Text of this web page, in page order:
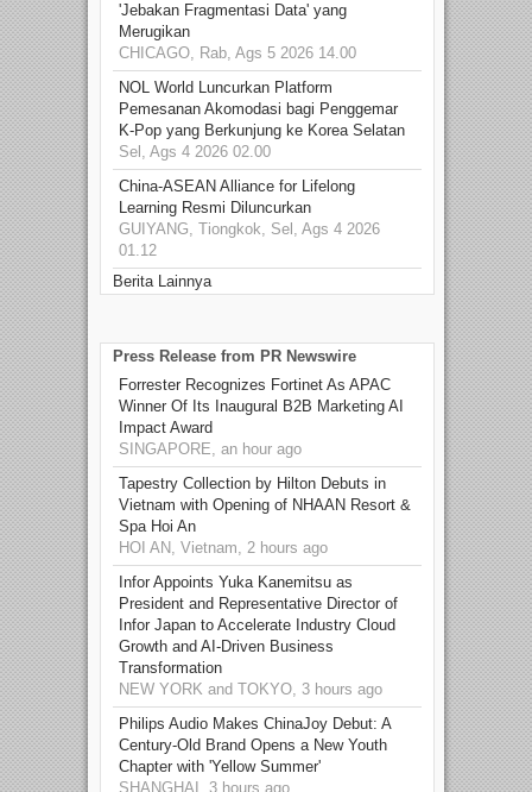
'Jebakan Fragmentasi Data' yang
Merugikan
CHICAGO, Rab, Ags 5 2026 14.00
NOL World Luncurkan Platform
Pemesanan Akomodasi bagi Penggemar
K-Pop yang Berkunjung ke Korea Selatan
Sel, Ags 4 2026 02.00
China-ASEAN Alliance for Lifelong
Learning Resmi Diluncurkan
GUIYANG, Tiongkok, Sel, Ags 4 2026
01.12
Berita Lainnya
Press Release from PR Newswire
Forrester Recognizes Fortinet As APAC
Winner Of Its Inaugural B2B Marketing AI
Impact Award
SINGAPORE, an hour ago
Tapestry Collection by Hilton Debuts in
Vietnam with Opening of NHAAN Resort &
Spa Hoi An
HOI AN, Vietnam, 2 hours ago
Infor Appoints Yuka Kanemitsu as
President and Representative Director of
Infor Japan to Accelerate Industry Cloud
Growth and AI-Driven Business
Transformation
NEW YORK and TOKYO, 3 hours ago
Philips Audio Makes ChinaJoy Debut: A
Century-Old Brand Opens a New Youth
Chapter with 'Yellow Summer'
SHANGHAI, 3 hours ago